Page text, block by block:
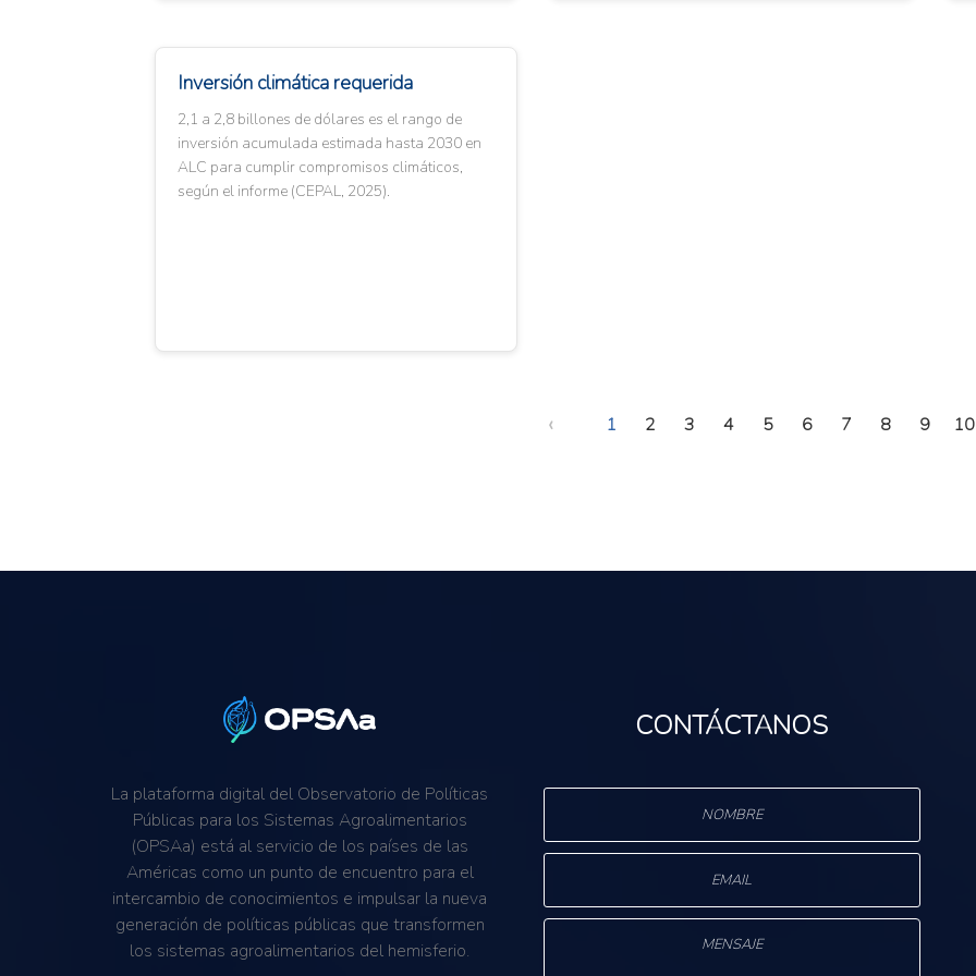
Inversión climática requerida
2,1 a 2,8 billones de dólares es el rango de
inversión acumulada estimada hasta 2030 en
ALC para cumplir compromisos climáticos,
según el informe (CEPAL, 2025).
‹ 1 2 3 4 5 6 7 8 9 10
La plataforma digital del Observatorio de Políticas
Públicas para los Sistemas Agroalimentarios
(OPSAa) está al servicio de los países de las
Américas como un punto de encuentro para el
intercambio de conocimientos e impulsar la nueva
generación de políticas públicas que transformen
los sistemas agroalimentarios del hemisferio.
CONTÁCTANOS